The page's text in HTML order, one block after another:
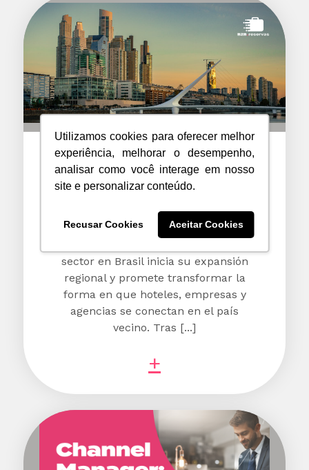
Utilizamos cookies para oferecer melhor
experiência, melhorar o desempenho,
analisar como você interage em nosso
site e personalizar conteúdo.
Recusar Cookies Aceitar Cookies
B2B.reservas llega a Argentina
para acelerar la digitalización
corporativos
sector en Brasil inicia su expansión
regional y promete transformar la
forma en que hoteles, empresas y
agencias se conectan en el país
vecino. Tras [...]
+